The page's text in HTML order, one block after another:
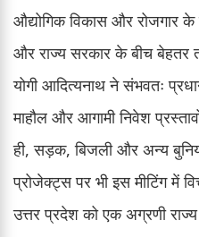
औद्योगिक विकास और रोजगार
और राज्य सरकार के बीच
योगी आदित्यनाथ ने संभवतः
माहौल और आगामी निवेश
ही, सड़क, बिजली और अन्य
प्रोजेक्ट्स पर भी इस मीटिंग में
उत्तर प्रदेश को एक अग्रणी राज्य